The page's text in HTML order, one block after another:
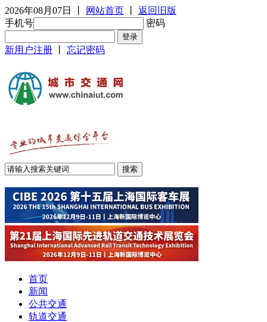
2026年08月07日 网站首页
返回旧版
手机号
密码
新用户注册 忘记密码
首页
新闻
公共交通
轨道交通